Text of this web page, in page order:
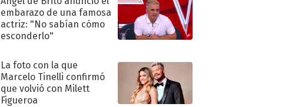
embarazo de una famosa
actriz: "No sabían cómo
esconderlo"
La foto con la que
Marcelo Tinelli confirmó
que volvió con Milett
Figueroa